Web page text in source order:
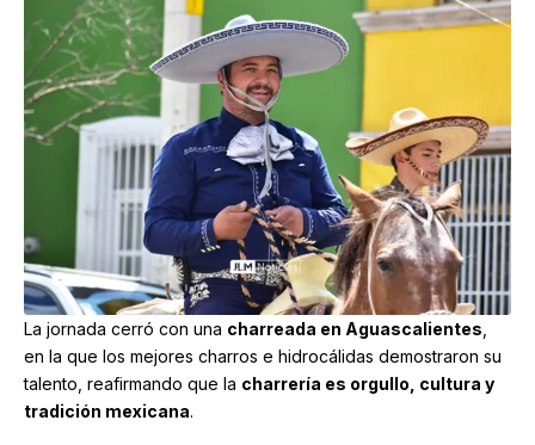
La jornada cerró con una charreada en Aguascalientes
en la que los mejores charros e hidrocálidas demostraron su
talento, reafirmando que la charrería es orgullo, cultura y
tradición mexicana.